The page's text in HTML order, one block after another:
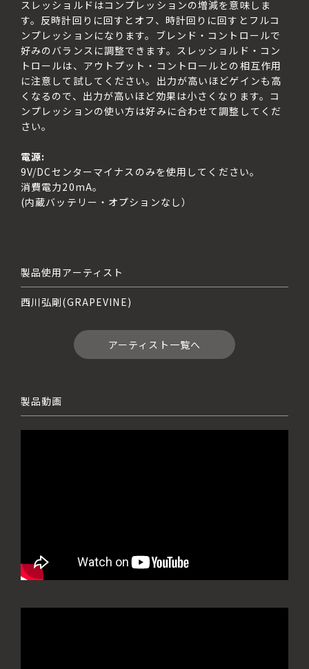
す。反時計回りに回すとオフ、時計回りに回すとフルコ
ンプレッションになります。ブレンド・コントロールで
好みのバランスに調整できます。スレッショルド・コン
トロールは、アウトプット・コントロールとの相互作用
に注意して試してください。出力が高いほどゲインも高
くなるので、出力が高いほど効果は小さくなります。コ
ンプレッションの使い方は好みに合わせて調整してくだ
さい。
電源:
9V/DCセンターマイナスのみを使用してください。
消費電力20mA。
(内蔵バッテリー・オプションなし）
製品使用アーティスト
西川弘剛(GRAPEVINE)
アーティスト一覧へ
製品動画